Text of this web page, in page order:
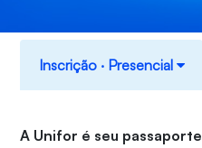
Inscrição ‧ Presencial
A Unifor é seu